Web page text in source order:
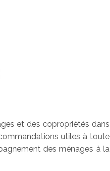
et des copropriétés dans
utiles à toute
des ménages à la